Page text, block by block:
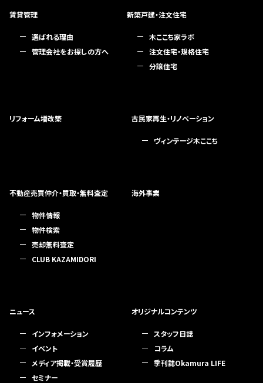
賃貸管理
選ばれる理由
管理会社をお探しの方へ
新築戸建・注文住宅
木ここち家ラボ
注文住宅・規格住宅
分譲住宅
リフォーム増改築 古民家再生・リノベーション
ヴィンテージ木ここち
不動産売買仲介・買取・無料査定
物件情報
物件検索
売却無料査定
CLUB KAZAMIDORI
海外事業
ニュース
インフォメーション
イベント
メディア掲載・受賞履歴
セミナー
オリジナルコンテンツ
スタッフ日誌
コラム
季刊誌Okamura LIFE